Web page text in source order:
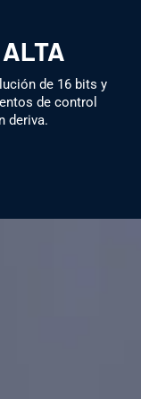
de 16 bits y
de control
deriva.